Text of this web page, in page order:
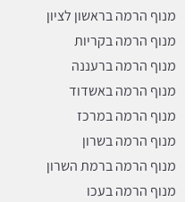
מנוף הרמה בראשון לציון
מנוף הרמה בקריות
מנוף הרמה ברעננה
מנוף הרמה באשדוד
מנוף הרמה במרכז
מנוף הרמה בשרון
מנוף הרמה ברמת השרון
מנוף הרמה בעכו